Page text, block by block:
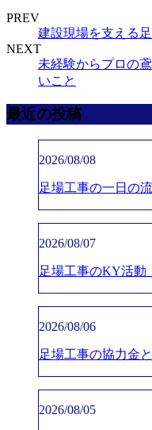
PREV
建設現場を支える
NEXT
未経験からプロの
いこと
最近の投稿
2026/08/08
足場工事の一日の
2026/08/07
足場工事のKY活動
2026/08/06
足場工事の協力金
2026/08/05